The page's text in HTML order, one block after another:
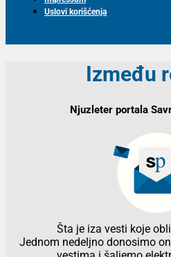
7 MINUTA ČITANJA